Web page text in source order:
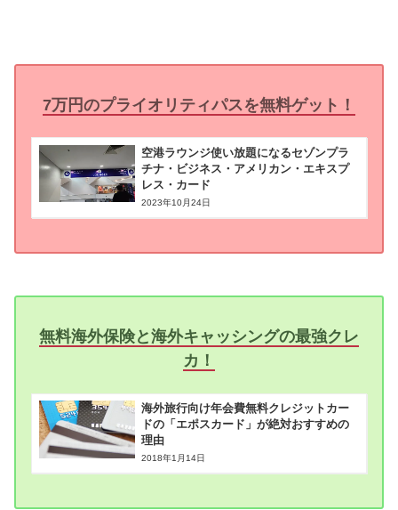
7万円のプライオリティパスを無料ゲット！
空港ラウンジ使い放題になるセゾンプラ
チナ・ビジネス・アメリカン・エキスプ
レス・カード
2023年10月24日
無料海外保険と海外キャッシングの最強クレ
カ！
海外旅行向け年会費無料クレジットカー
ドの「エポスカード」が絶対おすすめの
理由
2018年1月14日